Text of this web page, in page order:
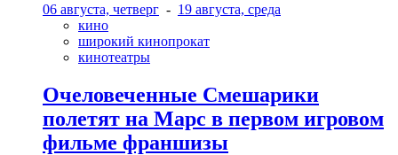
06 августа, четверг - 19 августа, среда
кино
широкий кинопрокат
кинотеатры
Очеловеченные Смешарики
полетят на Марс в первом игровом
фильме франшизы